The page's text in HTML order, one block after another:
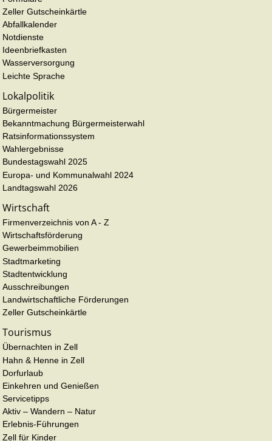
Zeller Gutscheinkärtle
Abfallkalender
Notdienste
Ideenbriefkasten
Wasserversorgung
Leichte Sprache
Lokalpolitik
Bürgermeister
Bekanntmachung Bürgermeisterwahl
Ratsinformationssystem
Wahlergebnisse
Bundestagswahl 2025
Europa- und Kommunalwahl 2024
Landtagswahl 2026
Wirtschaft
Firmenverzeichnis von A - Z
Wirtschaftsförderung
Gewerbeimmobilien
Stadtmarketing
Stadtentwicklung
Ausschreibungen
Landwirtschaftliche Förderungen
Zeller Gutscheinkärtle
Tourismus
Übernachten in Zell
Hahn & Henne in Zell
Dorfurlaub
Einkehren und Genießen
Servicetipps
Aktiv – Wandern – Natur
Erlebnis-Führungen
Zell für Kinder